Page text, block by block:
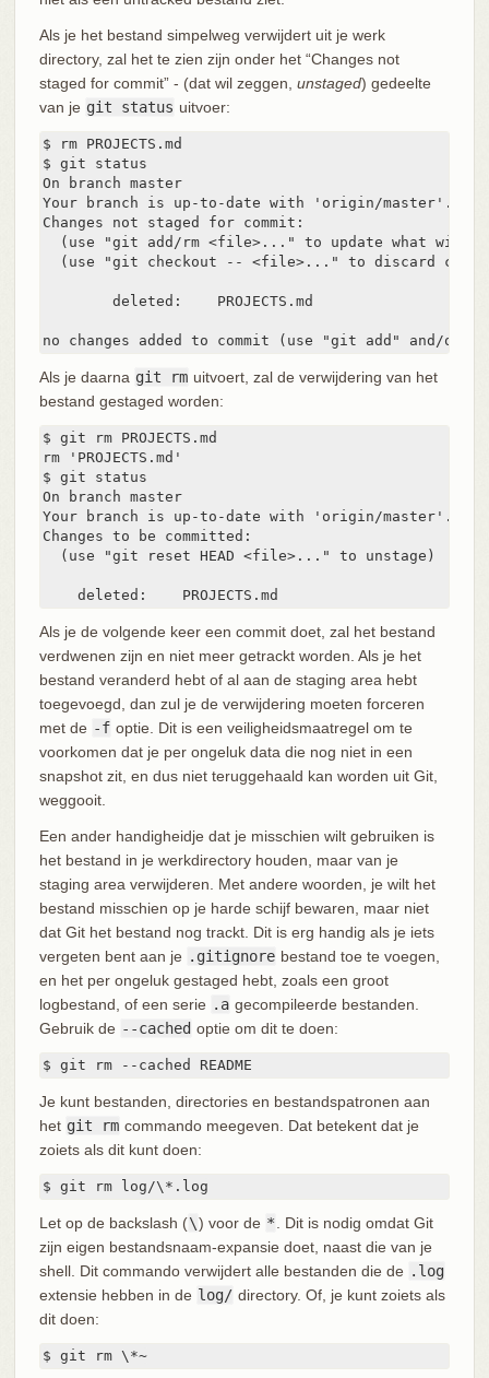
Als je het bestand simpelweg verwijdert uit je werk
directory, zal het te zien zijn onder het “Changes not
staged for commit” - (dat wil zeggen, unstaged) gedeelte
van je git status uitvoer:
$ rm PROJECTS.md
$ git status
On branch master
Your branch is up-to-date with 'origin/master'.
Changes not staged for commit:
(use "git add/rm <file>..." to update what will
(use "git checkout -- <file>..." to discard
        deleted:    PROJECTS.md
no changes added to commit (use "git add" and/or
Als je daarna git rm uitvoert, zal de verwijdering van het
bestand gestaged worden:
$ git rm PROJECTS.md
rm 'PROJECTS.md'
$ git status
On branch master
Your branch is up-to-date with 'origin/master'.
Changes to be committed:
  (use "git reset HEAD <file>..." to unstage)
    deleted:    PROJECTS.md
Als je de volgende keer een commit doet, zal het bestand
verdwenen zijn en niet meer getrackt worden. Als je het
bestand veranderd hebt of al aan de staging area hebt
toegevoegd, dan zul je de verwijdering moeten forceren
met de -f optie. Dit is een veiligheidsmaatregel om te
voorkomen dat je per ongeluk data die nog niet in een
snapshot zit, en dus niet teruggehaald kan worden uit Git,
weggooit.
Een ander handigheidje dat je misschien wilt gebruiken is
het bestand in je werkdirectory houden, maar van je
staging area verwijderen. Met andere woorden, je wilt het
bestand misschien op je harde schijf bewaren, maar niet
dat Git het bestand nog trackt. Dit is erg handig als je iets
vergeten bent aan je .gitignore bestand toe te voegen,
en het per ongeluk gestaged hebt, zoals een groot
logbestand, of een serie .a gecompileerde bestanden.
Gebruik de --cached optie om dit te doen:
$ git rm --cached README
Je kunt bestanden, directories en bestandspatronen aan
het git rm commando meegeven. Dat betekent dat je
zoiets als dit kunt doen:
$ git rm log/\*.log
Let op de backslash (\) voor de *
. Dit is nodig omdat Git
zijn eigen bestandsnaam-expansie doet, naast die van je
shell. Dit commando verwijdert alle bestanden die de .log
extensie hebben in de log/ directory. Of, je kunt zoiets als
dit doen:
$ git rm \*~